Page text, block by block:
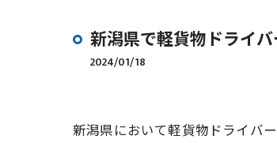
新潟県で軽貨物ドライ
2024/01/18
新潟県において軽貨物ドライバ